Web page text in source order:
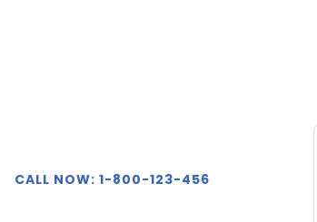
CALL NOW: 1-800-123-456